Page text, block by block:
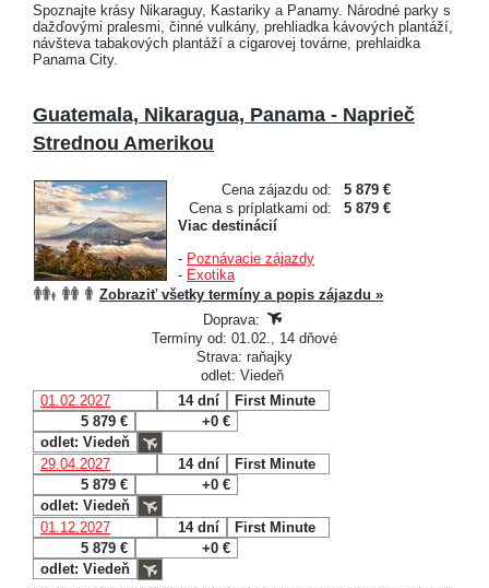
Spoznajte krásy Nikaraguy, Kastariky a Panamy. Národné parky s
dažďovými pralesmi, činné vulkány, prehliadka kávových plantáží,
návšteva tabakových plantáží a cigarovej továrne, prehlaidka
Panama City.
Guatemala, Nikaragua, Panama - Naprieč
Strednou Amerikou
Cena zájazdu od:
5 879 €
Cena s príplatkami od:
5 879 €
Viac destinácií
- Poznávacie zájazdy
- Exotika
Zobraziť všetky termíny a popis zájazdu »
Doprava:
Termíny od: 01.02., 14 dňové
Strava: raňajky
odlet: Viedeň
01.02.2027
14 dní
First Minute
5 879 €
+0 €
odlet: Viedeň
29.04.2027
14 dní
First Minute
5 879 €
+0 €
odlet: Viedeň
01.12.2027
14 dní
First Minute
5 879 €
+0 €
odlet: Viedeň